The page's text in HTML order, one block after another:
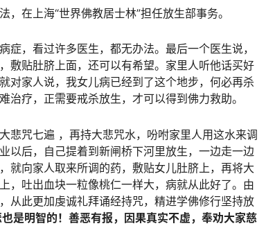
在上海“世界佛教居士林”担任放生部事务。
，看过许多医生，都无办法。最后一个医生说，
敷贴肚脐上面，还可以有希望。家里人听他话买好
对家人说，我女儿病已经到了这个地步，何必再杀
疗，正需要戒杀放生，才可以得到佛力救助。
悲咒七遍 ，再持大悲咒水，吩咐家里人用这水来调
以后，自己提着到新闸桥下河里放生，一边走一边
就向家人取来所调的药，敷贴女儿肚脐上，再将大
，吐出血块一粒像桃仁一样大，病就从此好了。由
从此更加虔诚礼拜诵经持咒，精进学佛修行坚持放
是明智的！善恶有报，因果真实不虚，奉劝大家慈